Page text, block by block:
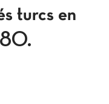
turcs en